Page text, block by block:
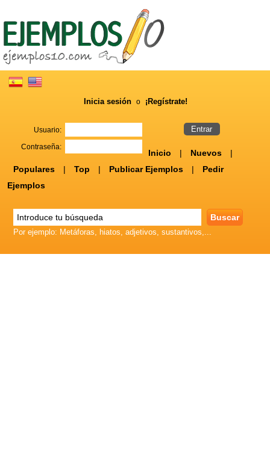
Inicia sesión o ¡Regístrate!
Usuario:
Contraseña:
Inicio | Nuevos
|
Populares
| Top | Publicar Ejemplos |
Pedir
Ejemplos
Por ejemplo: Metáforas, hiatos, adjetivos, sustantivos,...